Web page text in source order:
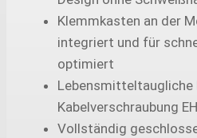
Klemmkasten an der
integriert und für
optimiert
Lebensmitteltaugliche
Kabelverschraubung
Vollständig